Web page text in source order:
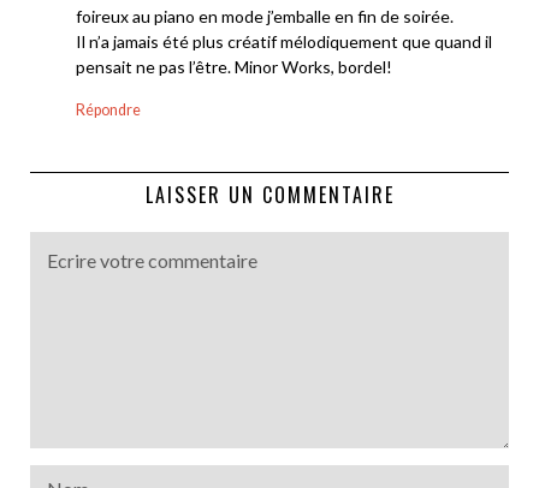
foireux au piano en mode j’emballe en fin de soirée.
Il n’a jamais été plus créatif mélodiquement que quand il
pensait ne pas l’être. Minor Works, bordel!
Répondre
LAISSER UN COMMENTAIRE